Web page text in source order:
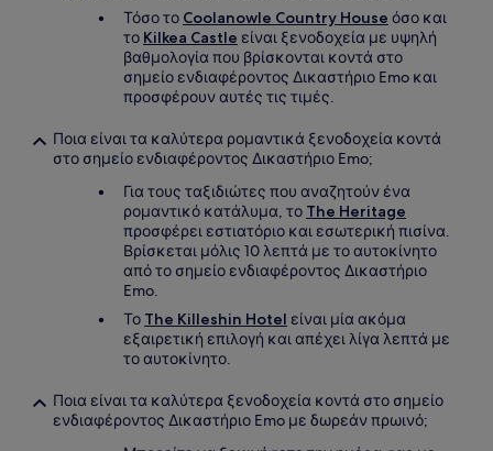
Τόσο το Coolanowle Country House όσο και
το Kilkea Castle είναι ξενοδοχεία με υψηλή
βαθμολογία που βρίσκονται κοντά στο
σημείο ενδιαφέροντος Δικαστήριο Emo και
προσφέρουν αυτές τις τιμές.
Ποια είναι τα καλύτερα ρομαντικά ξενοδοχεία κοντά
στο σημείο ενδιαφέροντος Δικαστήριο Emo;
Για τους ταξιδιώτες που αναζητούν ένα
ρομαντικό κατάλυμα, το The Heritage
προσφέρει εστιατόριο και εσωτερική πισίνα.
Βρίσκεται μόλις 10 λεπτά με το αυτοκίνητο
από το σημείο ενδιαφέροντος Δικαστήριο
Emo.
Το The Killeshin Hotel είναι μία ακόμα
εξαιρετική επιλογή και απέχει λίγα λεπτά με
το αυτοκίνητο.
Ποια είναι τα καλύτερα ξενοδοχεία κοντά στο σημείο
ενδιαφέροντος Δικαστήριο Emo με δωρεάν πρωινό;